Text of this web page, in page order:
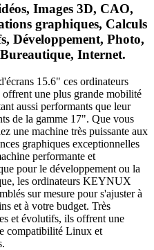
Images 3D, CAO,
graphiques, Calculs
Développement, Photo,
Internet.
15.6" ces ordinateurs
offrent une plus grande mobilité
aussi performants que leur
de la gamme 17". Que vous
une machine très puissante aux
graphiques exceptionnelles
performante et
pour le développement ou la
les ordinateurs KEYNUX
sur mesure pour s'ajuster à
et à votre budget. Très
et évolutifs, ils offrent une
compatibilité Linux et